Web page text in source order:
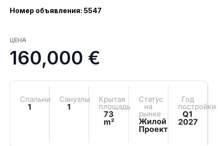
Номер объявления: 5547
ЦЕНА
160,000 €
Спальни
1
Санузлы
1
Крытая
площадь
73
m²
Статус
на
рынке
Жилой
Проект
Год
постройки
Q1
2027